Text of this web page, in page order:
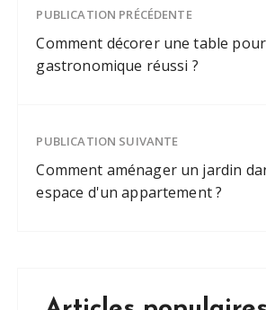
PUBLICATION PRÉCÉDENTE
Comment décorer une table
gastronomique réussi ?
PUBLICATION SUIVANTE
Comment aménager un jardin
espace d'un appartement ?